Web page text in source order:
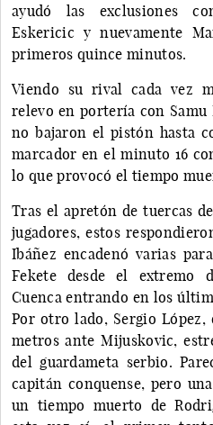
ayudó las exclusiones
Eskericic y nuevamente
primeros quince minutos.
Viendo su rival cada vez
relevo en portería con
no bajaron el pistón hasta
marcador en el minuto 16
lo que provocó el tiempo
Tras el apretón de tuercas
jugadores, estos
Ibáñez encadenó varias
Fekete desde el extremo
Cuenca entrando en los
Por otro lado, Sergio
metros ante Mijuskovic,
del guardameta serbio.
capitán conquense, pero
un tiempo muerto de